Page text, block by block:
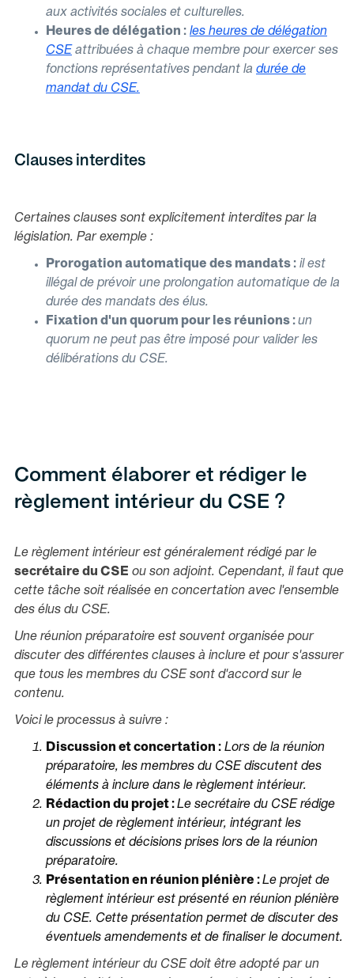
aux activités sociales et culturelles.
Heures de délégation : les heures de délégation
CSE attribuées à chaque membre pour exercer ses
fonctions représentatives pendant la durée de
mandat du CSE.
Clauses interdites
Certaines clauses sont explicitement interdites par la
législation. Par exemple :
Prorogation automatique des mandats : il est
illégal de prévoir une prolongation automatique de la
durée des mandats des élus.
Fixation d'un quorum pour les réunions : un
quorum ne peut pas être imposé pour valider les
délibérations du CSE.
Comment élaborer et rédiger le
règlement intérieur du CSE ?
Le règlement intérieur est généralement rédigé par le
secrétaire du CSE ou son adjoint. Cependant, il faut que
cette tâche soit réalisée en concertation avec l'ensemble
des élus du CSE.
Une réunion préparatoire est souvent organisée pour
discuter des différentes clauses à inclure et pour s'assurer
que tous les membres du CSE sont d'accord sur le
contenu.
Voici le processus à suivre :
Discussion et concertation : Lors de la réunion
préparatoire, les membres du CSE discutent des
éléments à inclure dans le règlement intérieur.
Rédaction du projet : Le secrétaire du CSE rédige
un projet de règlement intérieur, intégrant les
discussions et décisions prises lors de la réunion
préparatoire.
Présentation en réunion plénière : Le projet de
règlement intérieur est présenté en réunion plénière
du CSE. Cette présentation permet de discuter des
éventuels amendements et de finaliser le document.
Le règlement intérieur du CSE doit être adopté par un